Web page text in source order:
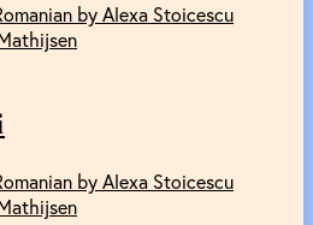
by Alexa Stoicescu
by Alexa Stoicescu